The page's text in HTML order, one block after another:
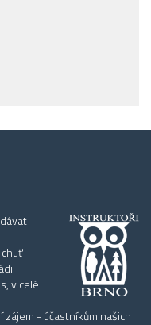
v celé
- účastníkům našich